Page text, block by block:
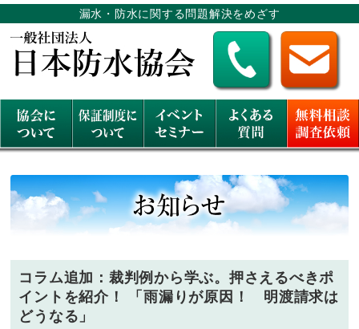
漏水・防水に関する問題解決をめざす
コラム追加：裁判例から学ぶ。押さえるべきポ
イントを紹介！ 「雨漏りが原因！ 明渡請求は
どうなる」